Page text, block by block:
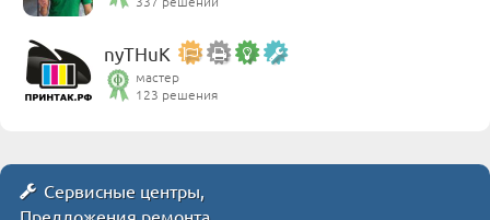
nyTHuK
мастер
123 решения
Сервисные центры,
Предложения ремонта